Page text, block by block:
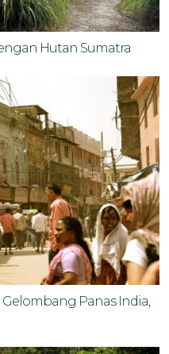
Hutan Sumatra
Panas India,